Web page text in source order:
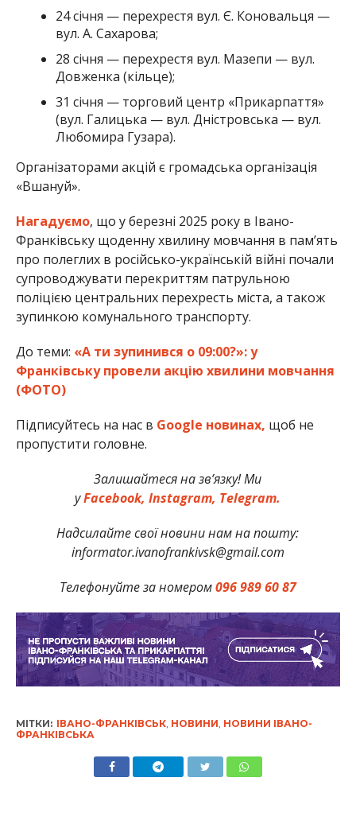
24 січня — перехрестя вул. Є. Коновальця —
вул. А. Сахарова;
28 січня — перехрестя вул. Мазепи — вул.
Довженка (кільце);
31 січня — торговий центр «Прикарпаття»
(вул. Галицька — вул. Дністровська — вул.
Любомира Гузара).
Організаторами акцій є громадська організація
«Вшануй».
Нагадуємо, що у березні 2025 року в Івано-
Франківську щоденну хвилину мовчання в пам’ять
про полеглих в російсько-українській війні почали
супроводжувати перекриттям патрульною
поліцією центральних перехресть міста, а також
зупинкою комунального транспорту.
До теми: «А ти зупинився о 09:00?»: у
Франківську провели акцію хвилини мовчання
(ФОТО)
Підписуйтесь на нас в Google новинах, щоб не
пропустити головне.
Залишайтеся на зв’язку! Ми
уFacebook, Instagram, Telegram.
Надсилайте свої новини нам на пошту:
informator.ivanofrankivsk@gmail.com
Телефонуйте за номером096 989 60 87
МІТКИ: ІВАНО-ФРАНКІВСЬК, НОВИНИ, НОВИНИ ІВАНО-
ФРАНКІВСЬКА